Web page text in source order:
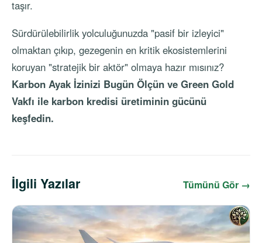
taşır.
Sürdürülebilirlik yolculuğunuzda "pasif bir izleyici"
olmaktan çıkıp, gezegenin en kritik ekosistemlerini
koruyan "stratejik bir aktör" olmaya hazır mısınız?
Karbon Ayak İzinizi Bugün Ölçün ve Green Gold
Vakfı ile karbon kredisi üretiminin gücünü
keşfedin.
İlgili Yazılar Tümünü Gör →